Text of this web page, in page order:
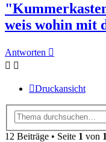
weis wohin mit
Antworten
Druckansicht
12 Beiträge • Seite 1 von 1